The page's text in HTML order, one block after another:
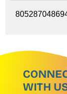
WITH